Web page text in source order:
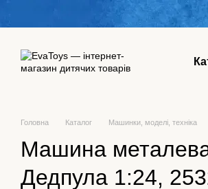
Перейти до основного контенту
Головна Каталог Машинки, моделі, техніка
Машина
Дедпула 1:24,